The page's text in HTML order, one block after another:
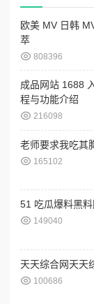
欧美 MV 日韩
萃
808396
成品网站 1688
程与功能介绍
216098
老师要求我吃其
165102
51 吃瓜爆料黑
149040
天天综合网天天
100686